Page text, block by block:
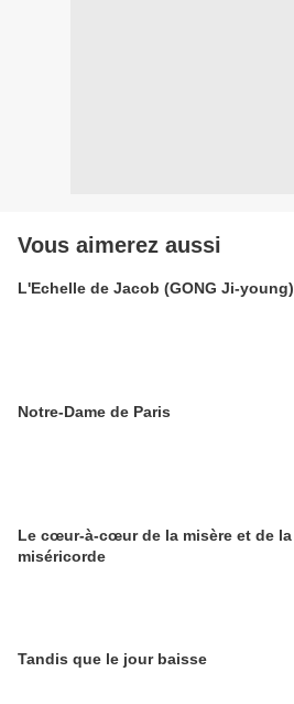
Vous aimerez aussi
L'Echelle de Jacob (GONG Ji-young)
Notre-Dame de Paris
Le cœur-à-cœur de la misère et de la
miséricorde
Tandis que le jour baisse